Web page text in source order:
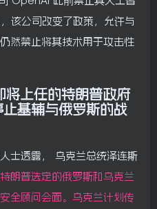
该公司改变了政策，允许与
然禁止将其技术用于攻击性
将上任的特朗普政府
基辅与俄罗斯的战
士透露， 乌克兰总统泽连斯
朗普选定的俄罗斯和乌克兰
全顾问会面。乌克兰计划传